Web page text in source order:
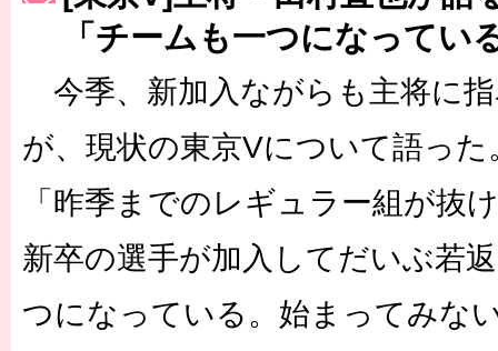
［3222号］史上最大のW杯開幕 注目は「個」
長谷川 アーリアジャスールさんがシンポジウム「気候変動から命
「チームも一つになってい
今季、新加入ながらも主将に
が、現状の東京Vについて語った
「昨季までのレギュラー組が抜
新卒の選手が加入してだいぶ若
つになっている。始まってみな